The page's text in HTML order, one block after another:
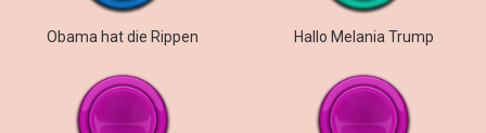
Obama hat die Rippen Hallo Melania Trump